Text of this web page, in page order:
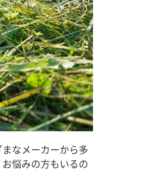
なメーカーから多
悩みの方もいるの